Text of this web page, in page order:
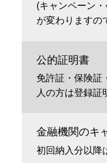
(キャンペーン
が変わりますの
公的証明書
免許証・保険証
人の方は登録証
金融機関のキ
初回納入分以降